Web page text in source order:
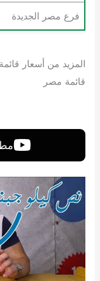
فرع مصر الجديدة
المزيد من أسعار
قائمة مصر